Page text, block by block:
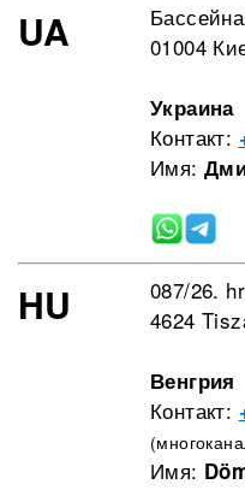
UA
01004
Украина
Контакт:
Имя:
HU
087/26.
4624
Венгрия
Контакт:
Имя: